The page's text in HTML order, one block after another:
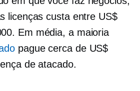
licenças custa entre US$
Em média, a maioria
pague cerca de US$
de atacado.